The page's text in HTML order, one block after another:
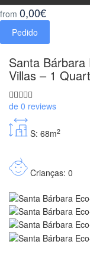
from 0,00€
Pedido
Santa
Villas – 1
de 0 reviews
S: 68m2
Crianças: 0